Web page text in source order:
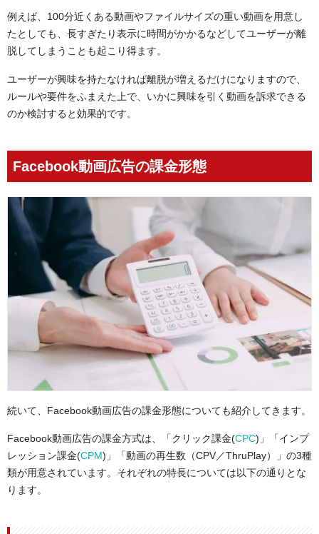
例えば、100分近くある動画やファイルサイズの重い動画を用意し
たとしても、長すぎたり表示に時間がかかるなどしてユーザーが離
脱してしまうことも起こり得ます。
ユーザーが興味を持たなければ離脱が増えるだけになりますので、
ルールや要件をふまえた上で、いかに興味を引く動画を訴求できる
のか検討すると効果的です。
Facebook動画広告の課金形態
続いて、Facebook動画広告の課金形態についても紹介してきます。
Facebook動画広告の課金方式は、「クリック課金(CPC)」「インプ
レッション課金(CPM)」「動画の再生数（CPV／ThruPlay）」の3種
類が用意されています。それぞれの特長については以下の通りとな
ります。